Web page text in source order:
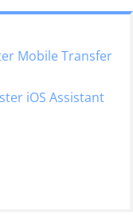
Mobile Transfer
iOS Assistant